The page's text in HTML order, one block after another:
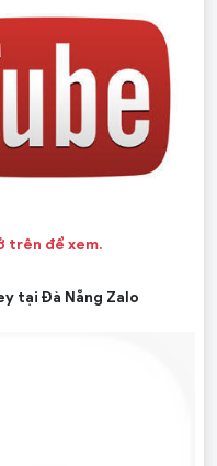
trên để xem.
tại Đà Nẵng Zalo